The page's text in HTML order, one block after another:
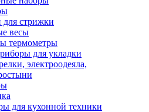
стрижки
весы
термометры
для укладки
электроодеяла,
для кухонной техники